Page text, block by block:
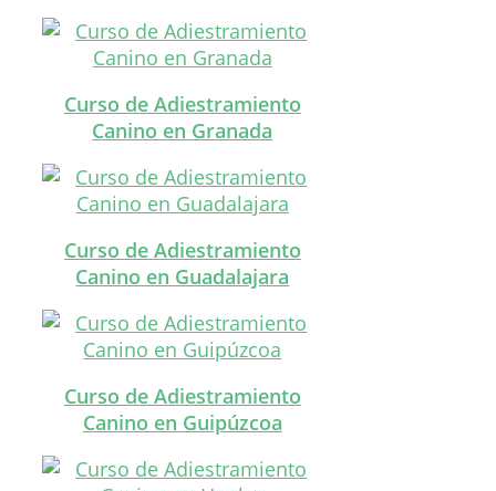
Curso de Adiestramiento
Canino en Granada
Curso de Adiestramiento
Canino en Guadalajara
Curso de Adiestramiento
Canino en Guipúzcoa